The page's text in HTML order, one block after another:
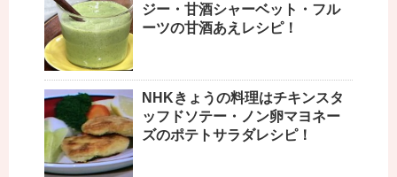
ジー・甘酒シャーベット・フル
ーツの甘酒あえレシピ！
NHKきょうの料理はチキンスタ
ッフドソテー・ノン卵マヨネー
ズのポテトサラダレシピ！